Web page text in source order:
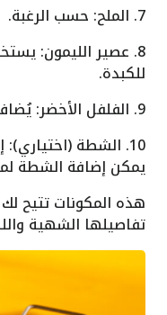
7. الملح: حسب الرغبة.
8. عصير الليمون:
للكبدة.
9. الفلفل الأخضر: يُضاف لتعزيز النكهة وتقديم القرمشة.
10. الشطة
يمكن إضافة الشطة
هذه المكونات تتيح
تفاصيلها الشهية